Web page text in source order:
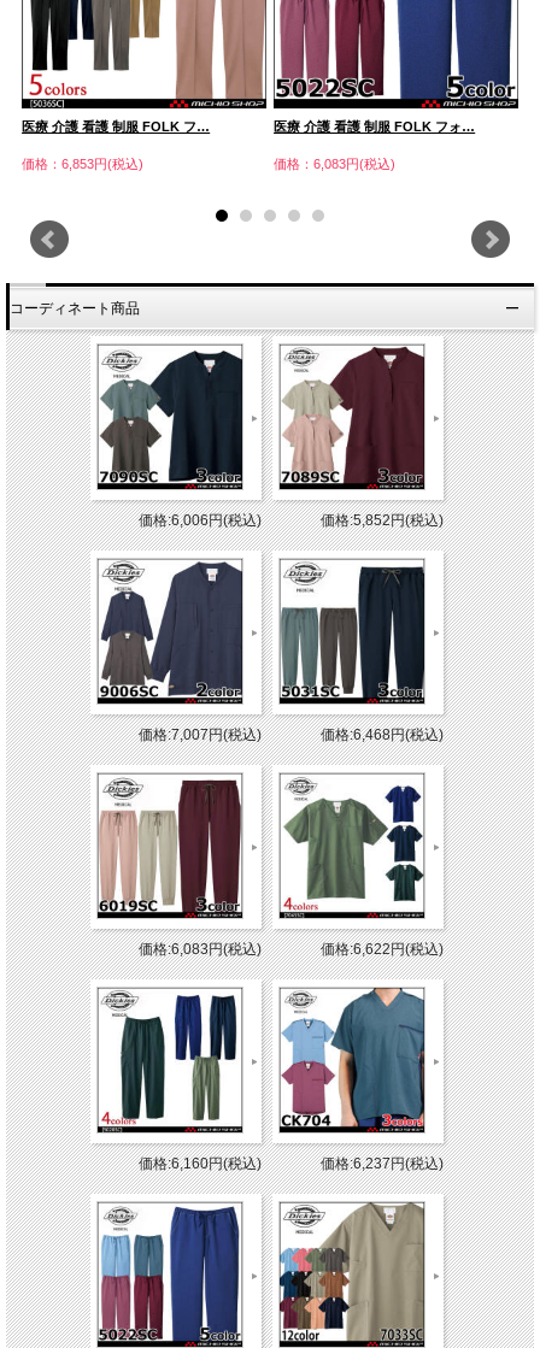
医療 介護 看護 制服 FOLK フ…
価格：6,853円(税込)
医療 介護 看護 制服 FOLK フォ…
価格：6,083円(税込)
コーディネート商品
価格:6,006円(税込) 価格:5,852円(税込)
価格:7,007円(税込) 価格:6,468円(税込)
価格:6,083円(税込) 価格:6,622円(税込)
価格:6,160円(税込) 価格:6,237円(税込)